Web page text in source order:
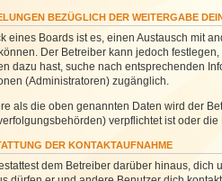
BEZÜGLICH DER WEITERGABE
eines Boards ist es, einen Austausch mit
Der Betreiber kann jedoch
dazu hast, suche nach entsprechenden
(Administratoren) zugänglich.
als die oben genannten Daten wird der
verpflichtet ist oder
DER KONTAKTAUFNAHME
dem Betreiber darüber hinaus,